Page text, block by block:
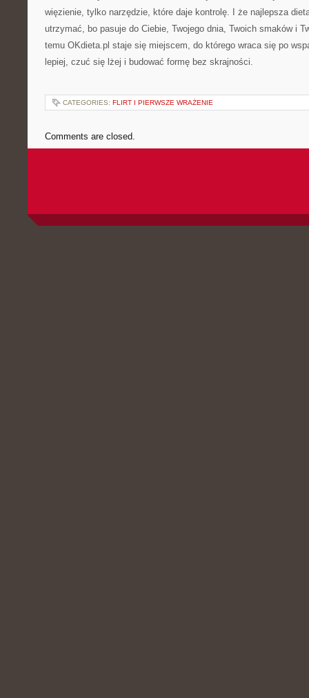
więzienie, tylko narzędzie, które daje kontrolę. I że najlepsza
utrzymać, bo pasuje do Ciebie, Twojego dnia, Twoich smaków i
temu OKdieta.pl staje się miejscem, do którego wraca się po
lepiej, czuć się lżej i budować formę bez skrajności.
CATEGORIES: FLIRT I PIERWSZE WRAŻENIE
Comments are closed.